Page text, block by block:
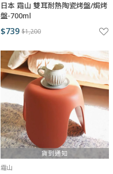
日本 霜山 雙耳耐熱陶瓷烤盤/焗烤
盤-700ml
$739 $1,200
貨到通知
霜山